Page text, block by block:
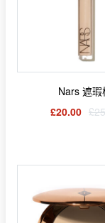
Nars 遮瑕
£20.00